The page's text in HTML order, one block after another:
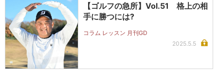
【ゴルフの急所】Vol.51 格上の相
手に勝つには?
コラム レッスン 月刊GD
2025.5.5